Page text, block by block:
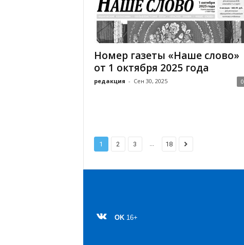
Номер газеты «Наше слово»
от 1 октября 2025 года
редакция - Сен 30, 2025 0
1 2 3 ... 18
OK 16+